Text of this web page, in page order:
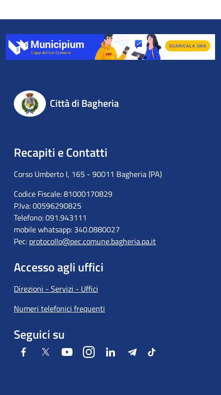
Città di Bagheria
Recapiti e Contatti
Corso Umberto I, 165 - 90011 Bagheria (PA)
Codice Fiscale: 81000170829
P.Iva: 00596290825
Telefono: 091.943111
mobile whatsapp: 340.0880027
Pec: protocollo@pec.comune.bagheria.pa.it
Accesso agli uffici
Direzioni - Servizi - Uffici
Numeri telefonici frequenti
Seguici su
Facebook Twitter YoutubeInstagramLinkedIn TelegramTiktok